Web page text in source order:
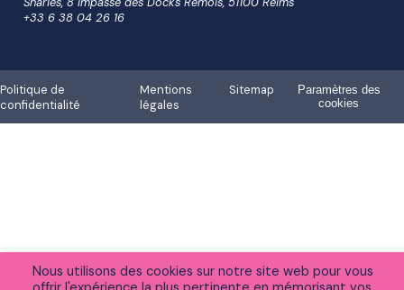
+33 6 38 04 26 16
Politique de
confidentialité
Mentions
légales
Sitemap
Paramètres des
cookies
Nous utilisons des cookies sur notre site web pour vous